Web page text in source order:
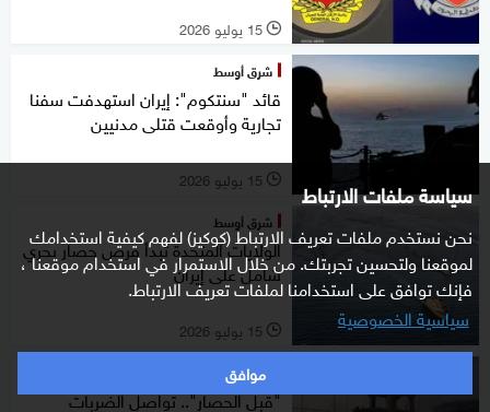
سياسة ملفات الارتباط
نحن نستخدم ملفات تعريف الارتباط (كوكيز) لفهم كيفية استخدامك
لموقعنا ولتحسين تجربتك. من خلال الاستمرار في استخدام موقعنا ،
فإنك توافق على استخدامنا لملفات تعريف الارتباط.
سياسية الخصوصية
موافق
l 15 يوليو 2026
شرق أوسط
قائد "سنتكوم": إيران استهدفت سفنا
تجارية وأوقعت قتلى مدنيين
l 15 يوليو 2026
شرق أوسط
الولايات المتحدة تبدأ فرض حصار بحري
شامل على إيران
l 15 يوليو 2026
شرق أوسط
"قبل الحصار".. تواصل الضربات